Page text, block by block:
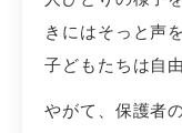
きにはそっと声
子どもたちは自
やがて、保護者